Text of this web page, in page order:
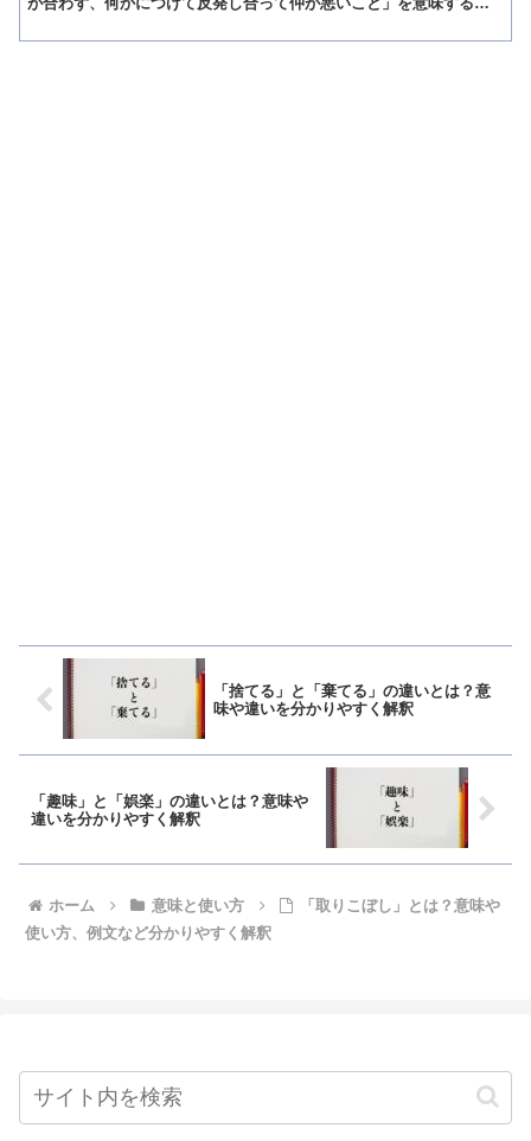
「捨てる」と「棄てる」の違いとは？意
味や違いを分かりやすく解釈
「趣味」と「娯楽」の違いとは？意味や
違いを分かりやすく解釈
ホーム 意味と使い方
「取りこぼし」とは？意味や
使い方、例文など分かりやすく解釈